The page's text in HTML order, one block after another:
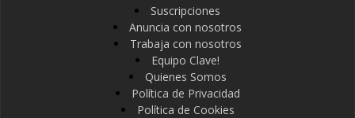
Suscripciones
Anuncia con nosotros
Trabaja con nosotros
Equipo Clave!
Quienes Somos
Política de Privacidad
Política de Cookies